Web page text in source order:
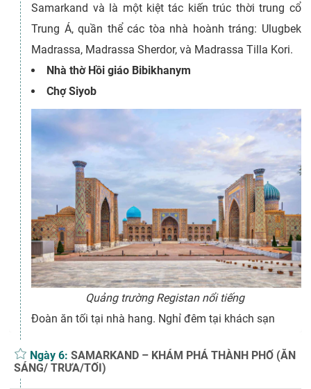
Samarkand và là một kiệt tác kiến trúc thời trung cổ
Trung Á, quần thể các tòa nhà hoành tráng: Ulugbek
Madrassa, Madrassa Sherdor, và Madrassa Tilla Kori.
Nhà thờ Hồi giáo Bibikhanym
Chợ Siyob
Quảng trường Registan nổi tiếng
Đoàn ăn tối tại nhà hang. Nghỉ đêm tại khách sạn
Ngày 6:SAMARKAND – KHÁM PHÁ THÀNH PHỐ (ĂN
SÁNG/ TRƯA/TỐI)